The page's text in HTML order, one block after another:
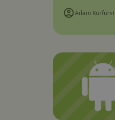
Adam Kurfürst